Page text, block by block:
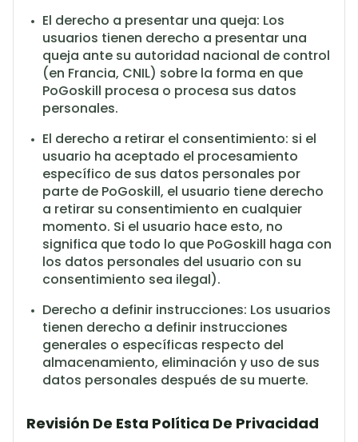
El derecho a presentar una queja: Los
usuarios tienen derecho a presentar una
queja ante su autoridad nacional de control
(en Francia, CNIL) sobre la forma en que
PoGoskill procesa o procesa sus datos
personales.
El derecho a retirar el consentimiento: si el
usuario ha aceptado el procesamiento
específico de sus datos personales por
parte de PoGoskill, el usuario tiene derecho
a retirar su consentimiento en cualquier
momento. Si el usuario hace esto, no
significa que todo lo que PoGoskill haga con
los datos personales del usuario con su
consentimiento sea ilegal).
Derecho a definir instrucciones: Los usuarios
tienen derecho a definir instrucciones
generales o específicas respecto del
almacenamiento, eliminación y uso de sus
datos personales después de su muerte.
Revisión De Esta Política De Privacidad